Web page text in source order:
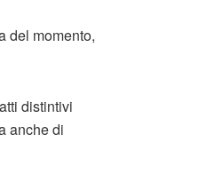
del momento,
distintivi
anche di